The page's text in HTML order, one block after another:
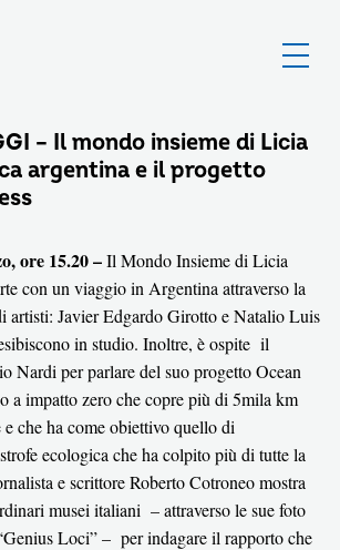
– Il mondo insieme di Licia
argentina e il progetto
ore 15.20 –Il Mondo Insieme di Licia
con un viaggio in Argentina attraverso la
artisti: Javier Edgardo Girotto e Natalio Luis
in studio. Inoltre, è ospite il
Nardi per parlare del suo progetto Ocean
a impatto zero che copre più di 5mila km
che ha come obiettivo quello di
ecologica che ha colpito più di tutte la
e scrittore Roberto Cotroneo mostra
musei italiani – attraverso le sue foto
Loci” – per indagare il rapporto che